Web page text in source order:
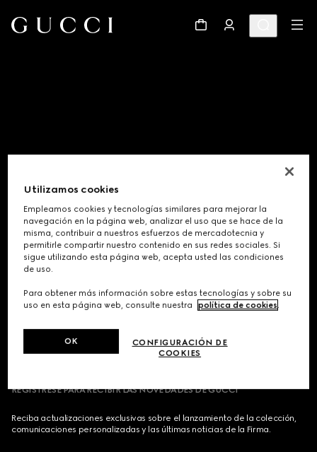
Footer
LOCALIZADOR DE TIENDAS
PAÍS/REGIÓN, CIUDAD
REGÍSTRESE PARA RECIBIR LAS NOVEDADES DE GUCCI
Reciba actualizaciones exclusivas sobre el lanzamiento de la colección,
comunicaciones personalizadas y las últimas noticias de la Firma.
Utilizamos cookies
Empleamos cookies y tecnologías similares para mejorar la
navegación en la página web, analizar el uso que se hace de la
misma, contribuir a nuestros esfuerzos de mercadotecnia y
permitirle compartir nuestro contenido en sus redes sociales. Si
sigue utilizando esta página web, acepta usted las condiciones
de uso.
Para obtener más información sobre estas tecnologías y sobre su
uso en esta página web, consulte nuestra
política de cookies
CONFIGURACIÓN DE
COOKIES
OK